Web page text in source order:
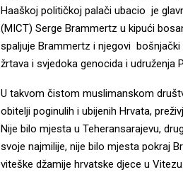
Haaškoj političkoj palači ubacio je
(MICT) Serge Brammertz u kipući
spaljuje Brammertz i njegovi
žrtava i svjedoka genocida i udruženja
U takvom čistom muslimanskom
obitelji poginulih i ubijenih Hrvata,
Nije bilo mjesta u Teheransarajevu,
svoje najmilije, nije bilo mjesta pokraj
viteške džamije hrvatske djece u Vitezu.